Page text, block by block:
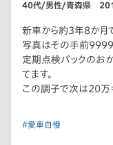
40代/男性/青森県
新車から約3年8か月
写真はその手前
定期点検パックのお
てます。
この調子で次は20万
#愛車自慢